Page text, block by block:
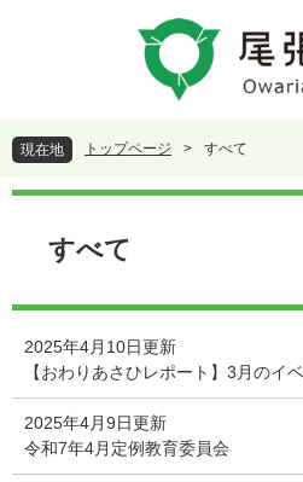
頭
で
す
飛
ば
し
現在地 トップページ > すべて
本
すべて
2025年4月10日更新
【おわりあさひレポート】3月のイ
2025年4月9日更新
令和7年4月定例教育委員会